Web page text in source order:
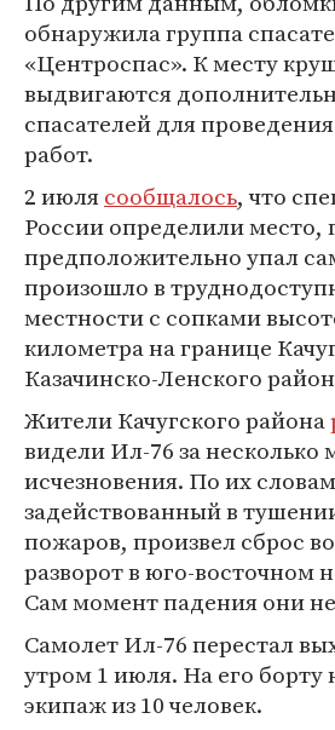
обнаружила группа
«Центроспас». К месту
выдвигаются
спасателей для
работ.
2 июлясообщалось, что
России определили место,
предположительно упал
произошло в
местности с сопками
километра на границе
Казачинско-Ленского
Жители Качугского района
видели Ил-76 за несколько
исчезновения. По их
задействованный в
пожаров, произвел сброс
разворот в юго-восточном
Сам момент падения они
Самолет Ил-76 перестал
утром 1 июля. На его борту
экипаж из 10 человек.